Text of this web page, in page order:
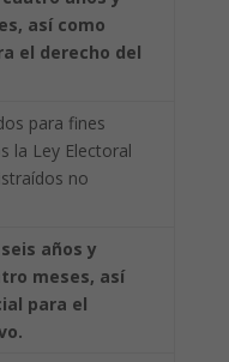
así como
el derecho del
para fines
la Ley Electoral
no
años y
meses, así
para el